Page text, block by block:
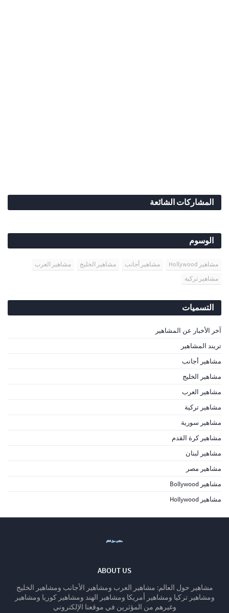
المشاركات الشائعة
الوسوم
مشاهير Hollywood مشاهير أجانب مشاهير الخليج
مشاهير العرب
مشاهير تركية
التسميات
آخر الأخبار عن المشاهير
تريند المشاهير
مشاهير أجانب
مشاهير الخليج
مشاهير العرب
مشاهير تركية
مشاهير سورية
مشاهير كرة القدم
مشاهير لبنان
مشاهير مصر
مشاهير Bollywood
مشاهير Hollywood
ABOUT US
مشاهير حول العالم: مشاهير العرب ومشاهير الأجانب ومشاهير الخليج
ومشاهير تركيا ومشاهير أمريكا ومشاهير الهند ومشاهير كوريا ومشاهير
وغيرهم من المؤثرين في موقعنا الإلكتروني